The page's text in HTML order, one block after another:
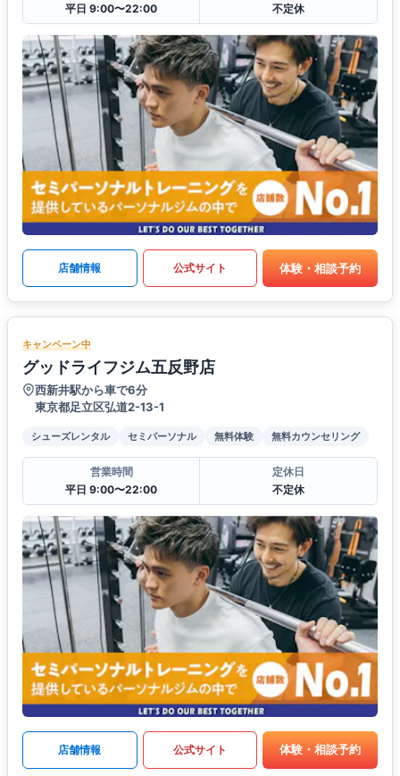
平日 9:00〜22:00
不定休
店舗情報 公式サイト 体験・相談予約
キャンペーン中
グッドライフジム五反野店
西新井駅から車で6分
東京都足立区弘道2-13-1
シューズレンタル セミパーソナル 無料体験 無料カウンセリング
営業時間
平日 9:00〜22:00
定休日
不定休
店舗情報 公式サイト 体験・相談予約